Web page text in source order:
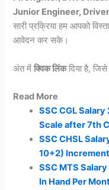
Junior Engineer,
सारी प्रक्रिया हम आपको
आवेदन कर सके।
अंत मेंक्विक लिंकदिया है,
Read More
SSC CGL
Scale after 7th
SSC CHSL
10+2)
SSC MTS
In Hand Per